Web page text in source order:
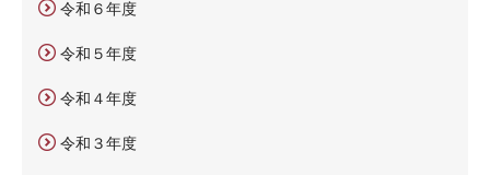
令和６年度
令和５年度
令和４年度
令和３年度